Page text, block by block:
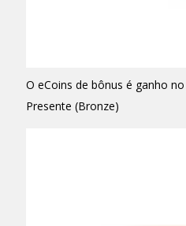
O eCoins de bônus é ganho
Presente (Bronze)